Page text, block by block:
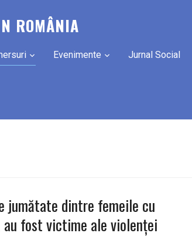
ROMÂNIA
Evenimente Jurnal Social
jumătate dintre femeile cu
fost victime ale violenței